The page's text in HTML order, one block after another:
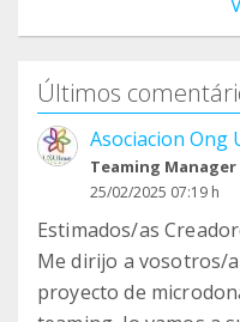
Últimos
Asociacion Ong
Teaming Manager
25/02/2025 07:19 h
Estimados/as
Me dirijo a vosotros/
proyecto de